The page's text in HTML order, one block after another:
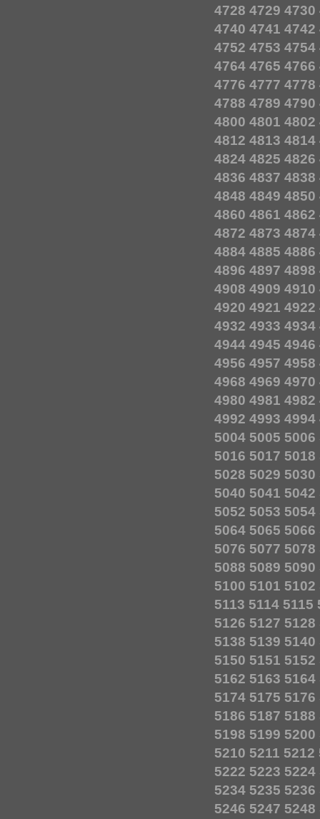
4728 4729 4730
4740 4741 4742
4752 4753 4754
4764 4765 4766
4776 4777 4778
4788 4789 4790
4800 4801 4802
4812 4813 4814
4824 4825 4826
4836 4837 4838
4848 4849 4850
4860 4861 4862
4872 4873 4874
4884 4885 4886
4896 4897 4898
4908 4909 4910
4920 4921 4922
4932 4933 4934
4944 4945 4946
4956 4957 4958
4968 4969 4970
4980 4981 4982
4992 4993 4994
5004 5005 5006
5016 5017 5018
5028 5029 5030
5040 5041 5042
5052 5053 5054
5064 5065 5066
5076 5077 5078
5088 5089 5090
5100 5101 5102
5113 5114 5115
5126 5127 5128
5138 5139 5140
5150 5151 5152
5162 5163 5164
5174 5175 5176
5186 5187 5188
5198 5199 5200
5210 5211 5212
5222 5223 5224
5234 5235 5236
5246 5247 5248